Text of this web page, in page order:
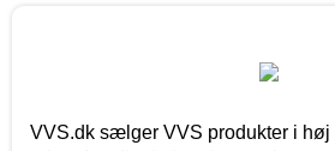
VVS.dk sælger VVS produkter i høj